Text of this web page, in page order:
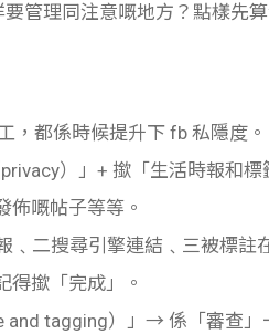
管理同注意嘅地方？點樣先
，都係時候提升下 fb 私隱度。
）」+ 撳「生活時報和
佈嘅帖子等等。
﹑二搜尋引擎連結﹑三被標
得撳「完成」。
and tagging）」→ 係「審查